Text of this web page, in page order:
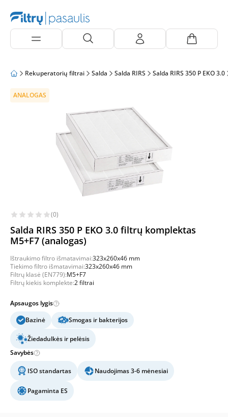
Rekuperatorių filtrai Salda Salda RIRS Salda RIRS 350 P EKO 3.0
ANALOGAS
(0)
Salda RIRS 350 P EKO 3.0 filtrų komplektas
M5+F7 (analogas)
Ištraukimo filtro išmatavimai:323x260x46 mm
Tiekimo filtro išmatavimai:323x260x46 mm
Filtrų klasė (EN779):M5+F7
Filtrų kiekis komplekte:2 filtrai
Apsaugos lygis
Bazinė
Smogas ir bakterijos
Žiedadulkės ir pelėsis
Savybės
ISO standartas Naudojimas 3-6 mėnesiai
Pagaminta ES